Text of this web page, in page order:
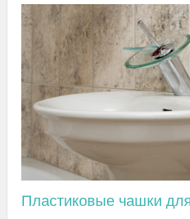
Пластиковые чашки